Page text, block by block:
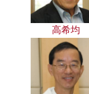
高希均